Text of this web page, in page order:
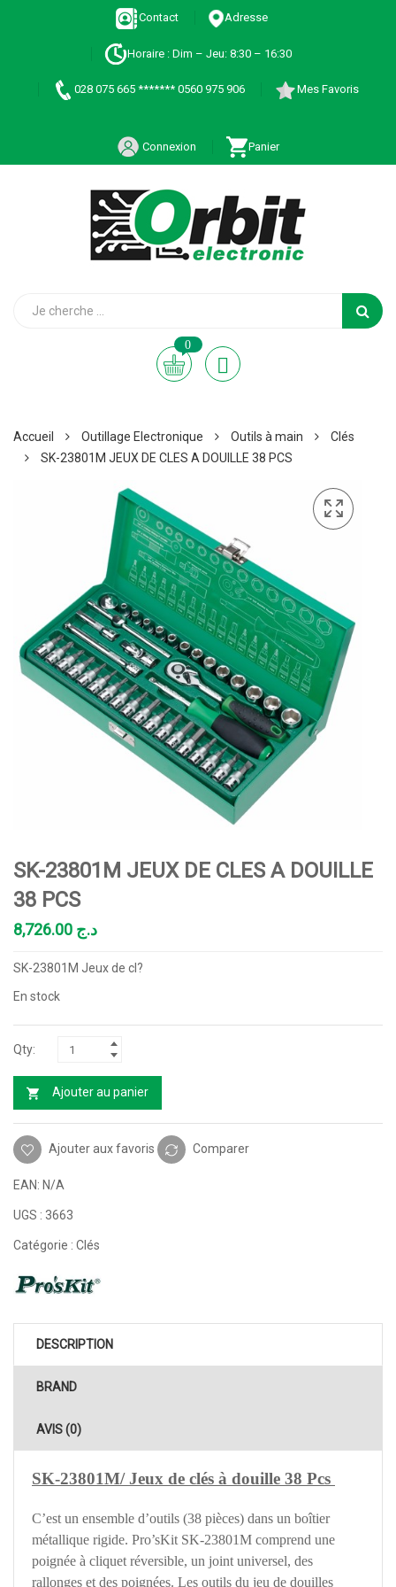
Contact Adresse
Horaire : Dim – Jeu: 8:30 – 16:30
028 075 665 ******* 0560 975 906 Mes Favoris
Connexion Panier
0
Accueil Outillage Electronique Outils à main
Clés
SK-23801M JEUX DE CLES A DOUILLE 38 PCS
SK-23801M JEUX DE CLES A DOUILLE
38 PCS
د.ج
SK-23801M Jeux de cl?
En stock
Ajouter au panier
Ajouter aux favoris Comparer
EAN: N/A
UGS : 3663
Catégorie : Clés
DESCRIPTION
BRAND
AVIS (0)
SK-23801M/ Jeux de clés à douille 38 Pcs
C’est un ensemble d’outils (38 pièces) dans un boîtier
métallique rigide. Pro’sKit SK-23801M comprend une
poignée à cliquet réversible, un joint universel, des
rallonges et des poignées. Les outils du jeu de douilles